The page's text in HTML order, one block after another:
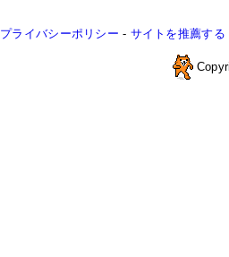
プライバシーポリシー - サイトを推薦する